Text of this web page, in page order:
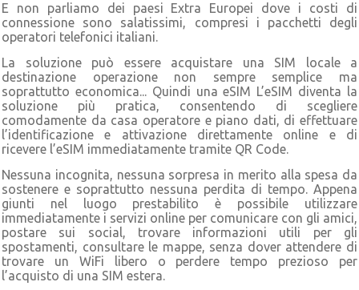
E non parliamo dei paesi Extra Europei dove i costi di
connessione sono salatissimi, compresi i pacchetti degli
operatori telefonici italiani.
La soluzione può essere acquistare una SIM locale a
destinazione operazione non sempre semplice ma
soprattutto economica... Quindi una eSIM L’eSIM diventa la
soluzione più pratica, consentendo di scegliere
comodamente da casa operatore e piano dati, di effettuare
l’identificazione e attivazione direttamente online e di
ricevere l’eSIM immediatamente tramite QR Code.
Nessuna incognita, nessuna sorpresa in merito alla spesa da
sostenere e soprattutto nessuna perdita di tempo. Appena
giunti nel luogo prestabilito è possibile utilizzare
immediatamente i servizi online per comunicare con gli amici,
postare sui social, trovare informazioni utili per gli
spostamenti, consultare le mappe, senza dover attendere di
trovare un WiFi libero o perdere tempo prezioso per
l’acquisto di una SIM estera.